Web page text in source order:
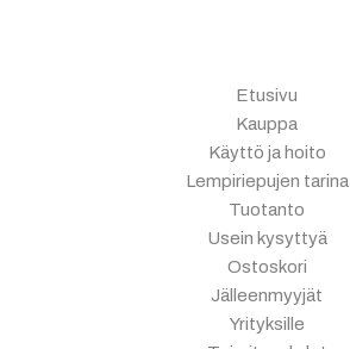
Etusivu
Kauppa
Käyttö ja hoito
Lempiriepujen tarina
Tuotanto
Usein kysyttyä
Ostoskori
Jälleenmyyjät
Yrityksille